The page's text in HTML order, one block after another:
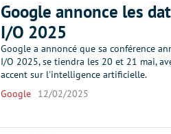
Google annonce les
I/O 2025
Google a annoncé que sa conférence
I/O 2025, se tiendra les 20 et 21 mai,
accent sur l'intelligence artificielle.
Google
12/02/2025